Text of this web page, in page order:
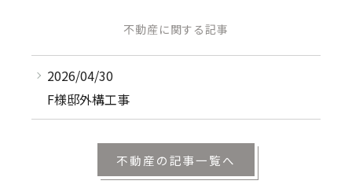
不動産に関する記事
2026/04/30
F様邸外構工事
不動産の記事一覧へ